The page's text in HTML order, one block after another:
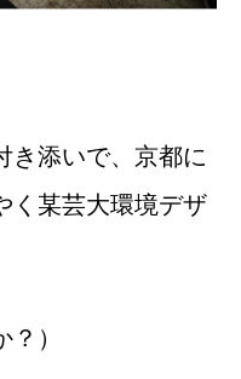
添いで、京都に
く某芸大環境デザ
）